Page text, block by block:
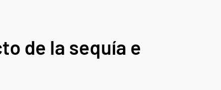
de la sequía e